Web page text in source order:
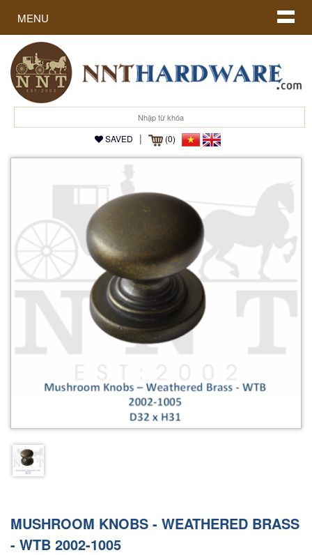
SAVED | (0)
MENU
MUSHROOM KNOBS - WEATHERED BRASS
- WTB 2002-1005